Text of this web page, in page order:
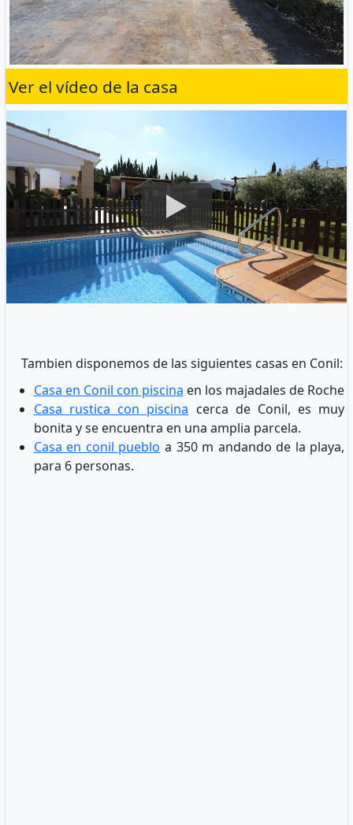
Ver el vídeo de la casa
Tambien disponemos de las siguientes casas en Conil:
Casa en Conil con piscina en los majadales de Roche
Casa rustica con piscina cerca de Conil, es muy
bonita y se encuentra en una amplia parcela.
Casa en conil pueblo a 350 m andando de la playa,
para 6 personas.